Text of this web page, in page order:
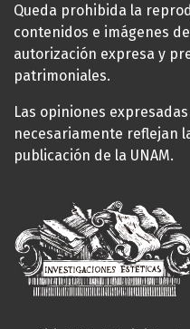
Queda prohibida la
contenidos e imágenes
autorización expresa y
patrimoniales.
Las opiniones
necesariamente reflejan
publicación de la UNAM.